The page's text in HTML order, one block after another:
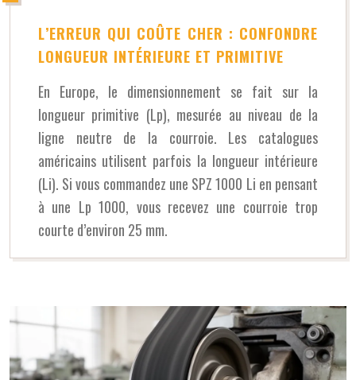
L’ERREUR QUI COÛTE CHER : CONFONDRE
LONGUEUR INTÉRIEURE ET PRIMITIVE
En Europe, le dimensionnement se fait sur la
longueur primitive (Lp), mesurée au niveau de la
ligne neutre de la courroie. Les catalogues
américains utilisent parfois la longueur intérieure
(Li). Si vous commandez une SPZ 1000 Li en pensant
à une Lp 1000, vous recevez une courroie trop
courte d’environ 25 mm.